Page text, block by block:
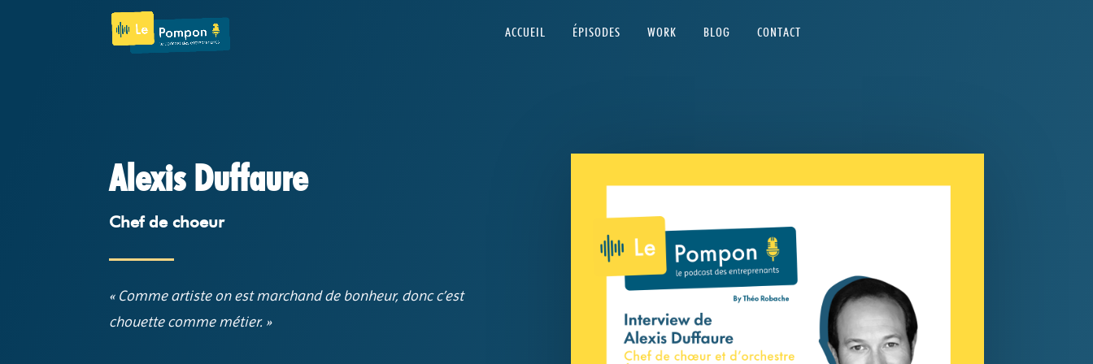
ACCUEIL ÉPISODES WORK BLOG CONTACT
Alexis Duffaure
Chef de choeur
« Comme artiste on est marchand de bonheur, donc c’est
chouette comme métier. »